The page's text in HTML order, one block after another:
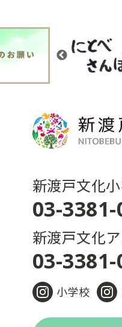
新渡戸文化
03-
新渡戸文化
03-
小学校